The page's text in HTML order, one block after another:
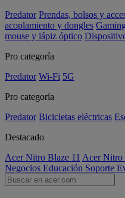
Predator Prendas, bolsos y
acoplamiento y dongles Gaming
mouse y lápiz óptico
Pro categoría
Predator Wi-Fi 5G
Pro categoría
Predator Bicicletas eléctricas
Destacado
Acer Nitro Blaze 11 Acer Nitro
Negocios Educación Soporte